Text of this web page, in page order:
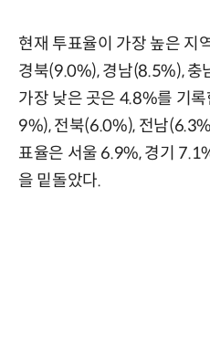
현재 투표율이 가장 높은 지
경북(9.0%), 경남(8.5%), 충
가장 낮은 곳은 4.8%를 기
9%), 전북(6.0%), 전남
표율은 서울 6.9%, 경기
을 밑돌았다.